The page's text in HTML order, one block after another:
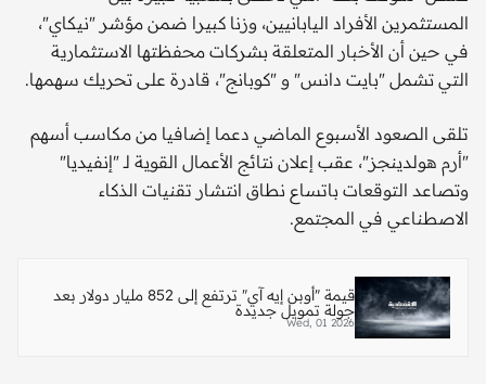
المستثمرين الأفراد اليابانيين، وزنا كبيرا ضمن مؤشر "نيكاي"،
في حين أن الأخبار المتعلقة بشركات محفظتها الاستثمارية
التي تشمل "بايت دانس" و "كوبانج"، قادرة على تحريك سهمها.
تلقى الصعود الأسبوع الماضي دعما إضافيا من مكاسب أسهم
"أرم هولدينجز"، عقب إعلان نتائج الأعمال القوية لـ "إنفيديا"
وتصاعد التوقعات باتساع نطاق انتشار تقنيات الذكاء
الاصطناعي في المجتمع.
قيمة "أوبن إيه آي" ترتفع إلى 852 مليار دولار بعد
جولة تمويل جديدة
Wed, 01 2026